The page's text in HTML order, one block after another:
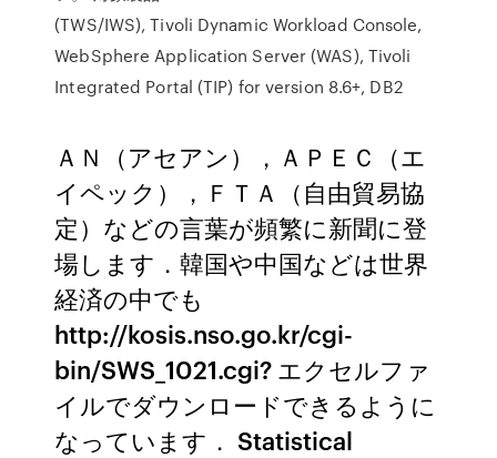
(TWS/IWS), Tivoli Dynamic Workload Console,
WebSphere Application Server (WAS), Tivoli
Integrated Portal (TIP) for version 8.6+, DB2
ＡＮ（アセアン），ＡＰＥＣ（エ
イペック），ＦＴＡ（自由貿易協
定）などの言葉が頻繁に新聞に登
場します．韓国や中国などは世界
経済の中でも
http://kosis.nso.go.kr/cgi-
bin/SWS_1021.cgi? エクセルファ
イルでダウンロードできるように
なっています． Statistical